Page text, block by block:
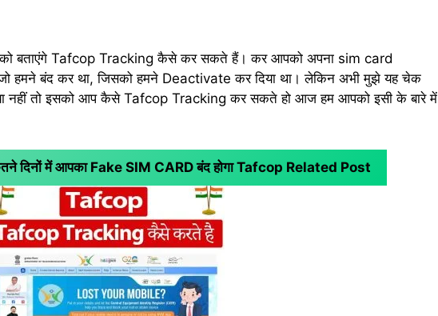
बताएंगे Tafcop Tracking कैसे कर सकते हैं। कर आपको अपना sim card
हमने बंद कर था, जिसको हमने Deactivate कर दिया था। लेकिन अभी मुझे यह चेक
नहीं तो इसको आप कैसे Tafcop Tracking कर सकते हो आज हम आपको इसी के बारे में
में आपका Fake SIM CARD बंद होगाTafcop Related Post